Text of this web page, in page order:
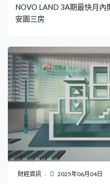
NOVO LAND 3A期最快月
安園三房
財經資訊 2025年06月04日